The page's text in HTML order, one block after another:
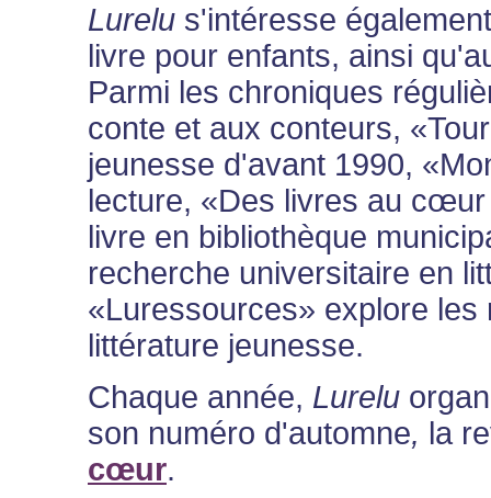
Lurelu s'intéresse
livre pour enfants, ainsi
Parmi les chroniques
conte et aux conteurs,
jeunesse d'avant 1990,
lecture, «Des livres au
livre en bibliothèque
recherche universitaire en
«Luressources» explore
littérature jeunesse.
Chaque année, Lurelu
son numéro d'automne, la
cœur.